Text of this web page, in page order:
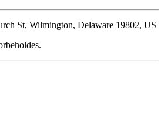
St, Wilmington, Delaware 19802, US